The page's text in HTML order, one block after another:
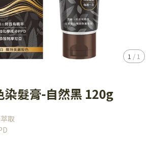
1 / 1
染髮膏-自然黑 120g
取